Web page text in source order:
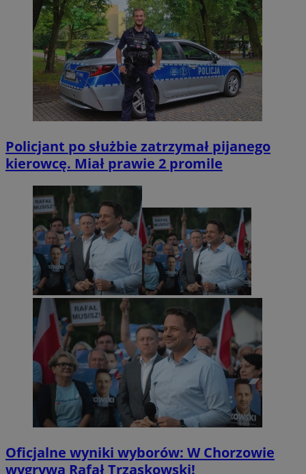
Policjant po służbie zatrzymał pijanego
kierowcę. Miał prawie 2 promile
Oficjalne wyniki wyborów: W Chorzowie
wygrywa Rafał Trzaskowski!